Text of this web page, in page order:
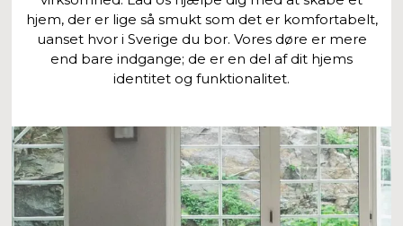
hjem, der er lige så smukt som det er komfortabelt,
uanset hvor i Sverige du bor. Vores døre er mere
end bare indgange; de er en del af dit hjems
identitet og funktionalitet.